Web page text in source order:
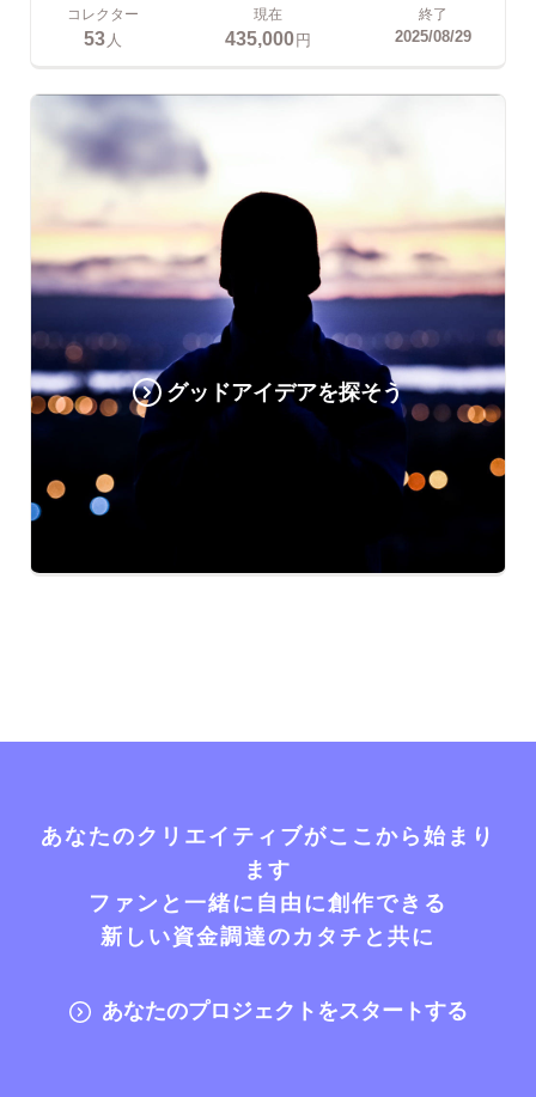
コレクター
53 人
現在
435,000円
終了
2025/08/29
グッドアイデアを探そう
あなたのクリエイティブがここから始まり
ます
ファンと一緒に自由に創作できる
新しい資金調達のカタチと共に
あなたのプロジェクトをスタートする